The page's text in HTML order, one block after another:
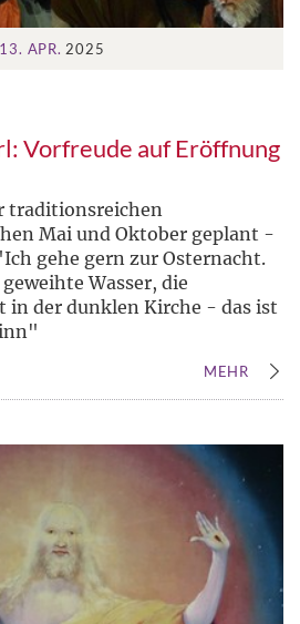
13. APR. 2025
Vorfreude auf Eröffnung
traditionsreichen
Mai und Oktober geplant -
gehe gern zur Osternacht.
Wasser, die
in der dunklen Kirche - das ist
MEHR